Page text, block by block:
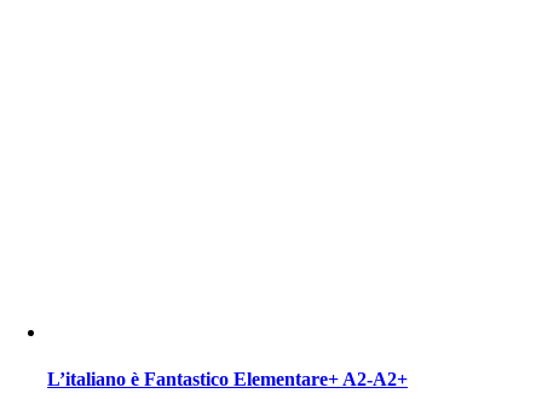
L’italiano è Fantastico Elementare+ A2-A2+